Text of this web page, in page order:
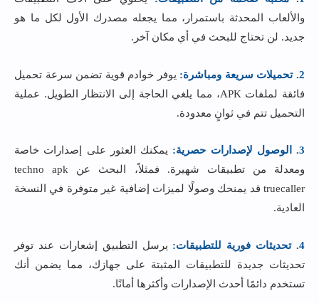
والألعاب المحدثة باستمرار، مما يجعله مصدرك الأول لكل ما هو
جديد. لن تحتاج للبحث في أي مكان آخر.
2. تحميلات سريعة ومباشرة:
يوفر خوادم قوية تضمن سرعة تحميل
فائقة لملفات APK، مما يلغي الحاجة إلى الانتظار الطويل. عملية
التحميل تتم في ثوانٍ معدودة.
3. الوصول لإصدارات حصرية:
يمكنك العثور على إصدارات خاصة
ومعدلة من تطبيقات شهيرة. فمثلاً، البحث عن techno apk
truecaller قد يمنحك وصولًا لميزات إضافية غير متوفرة في النسخة
العادية.
4. تحديثات فورية للتطبيقات:
يرسل التطبيق إشعارات عند توفر
تحديثات جديدة للتطبيقات المثبتة على جهازك، مما يضمن أنك
تستخدم دائمًا أحدث الإصدارات وأكثرها أمانًا.